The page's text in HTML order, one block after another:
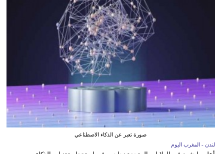
صورة تعبر عن الذكاء الاصطناعي
لندن - المغرب اليوم